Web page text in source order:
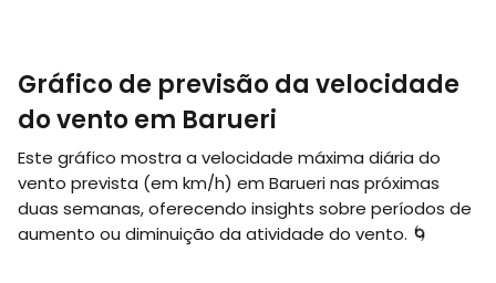
Gráfico de previsão da velocidade
do vento em Barueri
Este gráfico mostra a velocidade máxima diária do
vento prevista (em km/h) em Barueri nas próximas
duas semanas, oferecendo insights sobre períodos de
aumento ou diminuição da atividade do vento. 🌀